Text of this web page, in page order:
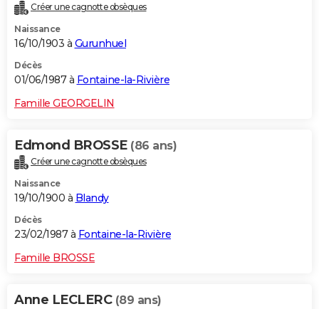
Créer une cagnotte obsèques
Naissance
16/10/1903 à Gurunhuel
Décès
01/06/1987 à Fontaine-la-Rivière
Famille GEORGELIN
Edmond BROSSE (86 ans)
Créer une cagnotte obsèques
Naissance
19/10/1900 à Blandy
Décès
23/02/1987 à Fontaine-la-Rivière
Famille BROSSE
Anne LECLERC (89 ans)